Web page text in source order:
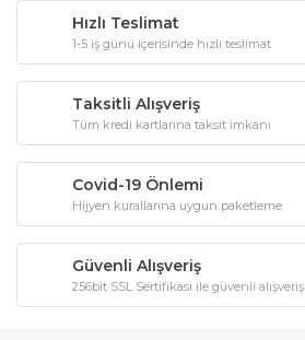
Hızlı Teslimat
1-5 iş günü içerisinde hızlı teslimat
Taksitli Alışveriş
Tüm kredi kartlarına taksit imkanı
Covid-19 Önlemi
Hijyen kurallarına uygun paketleme
Güvenli Alışveriş
256bit SSL Sertifikası ile güvenli alışveriş